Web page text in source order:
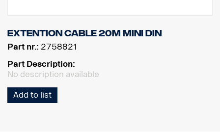
Extention cable 20m MINI DIN
Part nr.: 2758821
Part Description:
No description available
Add to list